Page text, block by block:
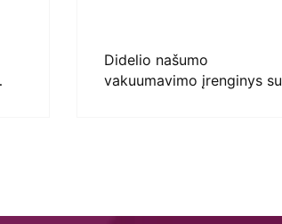
Didelio našumo
vakuumavimo įrenginys su